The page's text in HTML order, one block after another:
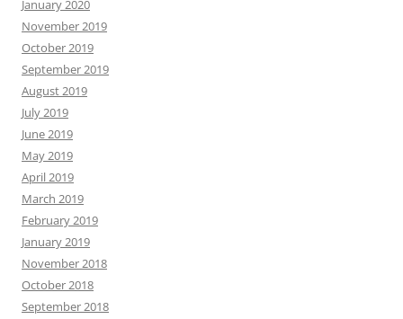
January 2020
November 2019
October 2019
September 2019
August 2019
July 2019
June 2019
May 2019
April 2019
March 2019
February 2019
January 2019
November 2018
October 2018
September 2018